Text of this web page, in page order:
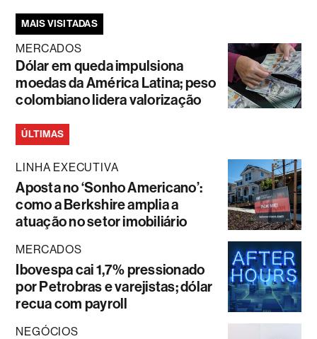
MAIS VISITADAS
MERCADOS
Dólar em queda impulsiona
moedas da América Latina; peso
colombiano lidera valorização
ÚLTIMAS
LINHA EXECUTIVA
Aposta no ‘Sonho Americano’:
como a Berkshire amplia a
atuação no setor imobiliário
MERCADOS
Ibovespa cai 1,7% pressionado
por Petrobras e varejistas; dólar
recua com payroll
NEGÓCIOS